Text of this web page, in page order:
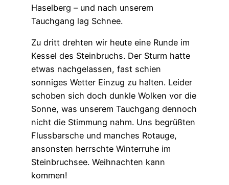
Haselberg – und nach unserem
Tauchgang lag Schnee.
Zu dritt drehten wir heute eine Runde im
Kessel des Steinbruchs. Der Sturm hatte
etwas nachgelassen, fast schien
sonniges Wetter Einzug zu halten. Leider
schoben sich doch dunkle Wolken vor die
Sonne, was unserem Tauchgang dennoch
nicht die Stimmung nahm. Uns begrüßten
Flussbarsche und manches Rotauge,
ansonsten herrschte Winterruhe im
Steinbruchsee. Weihnachten kann
kommen!